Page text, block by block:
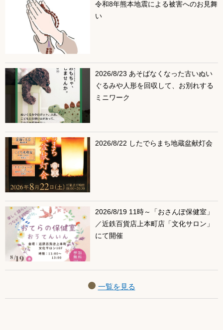
令和8年熊本地震による被害へのお見舞
い
2026/8/23 あそばなくなった古いぬい
ぐるみや人形を回収して、お別れする
ミニワーク
2026/8/22 したでらまち地蔵盆献灯会
2026/8/19 11時～「おさんぽ保健室」
／近鉄百貨店上本町店「文化サロン」
にて開催
一覧を見る